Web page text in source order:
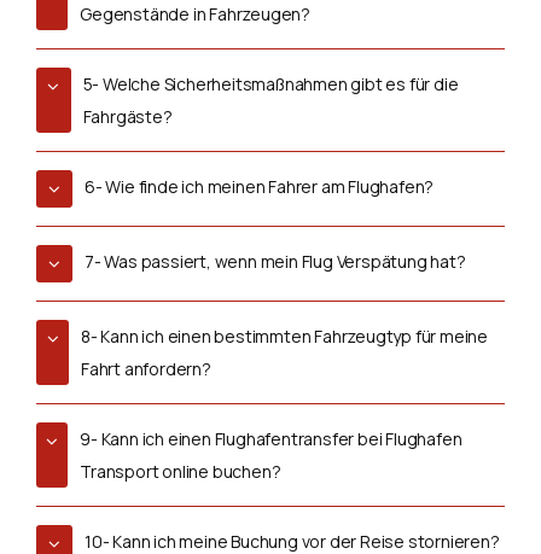
Gegenstände in Fahrzeugen?
5- Welche Sicherheitsmaßnahmen gibt es für die
Fahrgäste?
6- Wie finde ich meinen Fahrer am Flughafen?
7- Was passiert, wenn mein Flug Verspätung hat?
8- Kann ich einen bestimmten Fahrzeugtyp für meine
Fahrt anfordern?
9- Kann ich einen Flughafentransfer bei Flughafen
Transport online buchen?
10- Kann ich meine Buchung vor der Reise stornieren?